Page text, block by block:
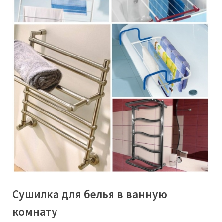
Сушилка для белья в ванную
комнату